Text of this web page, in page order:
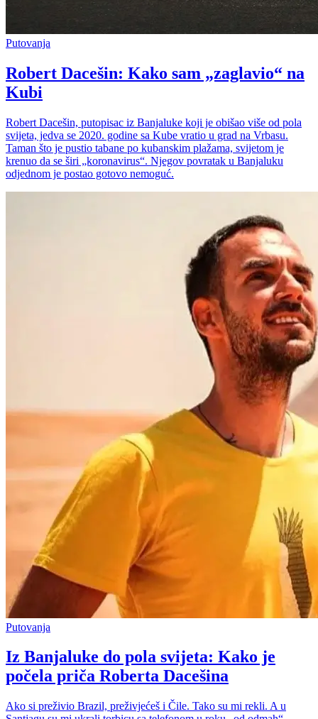
Putovanja
Robert Dacešin: Kako sam „zaglavio“ na
Kubi
Robert Dacešin, putopisac iz Banjaluke koji je obišao više od pola
svijeta, jedva se 2020. godine sa Kube vratio u grad na Vrbasu.
Taman što je pustio tabane po kubanskim plažama, svijetom je
krenuo da se širi „koronavirus“. Njegov povratak u Banjaluku
odjednom je postao gotovo nemoguć.
Putovanja
Iz Banjaluke do pola svijeta: Kako je
počela priča Roberta Dacešina
Ako si preživio Brazil, preživjećeš i Čile. Tako su mi rekli. A u